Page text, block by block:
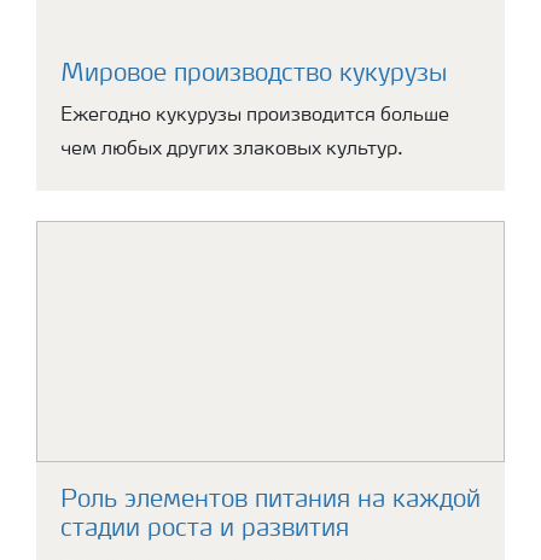
Мировое производство кукурузы
Ежегодно кукурузы производится больше
чем любых других злаковых культур.
Роль элементов питания на каждой
стадии роста и развития